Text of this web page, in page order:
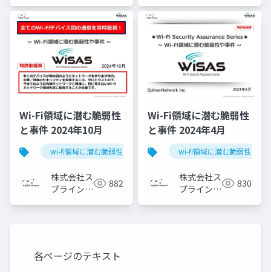
ク
Wi-Fi領域に潜む脆弱性
と事件 2024年10月
wi-fi領域に潜む脆弱性と事件
株式会社ス
プライン・
882
Wi-Fi領域に潜む脆弱性
と事件 2024年4月
wi-fi領域に潜む脆弱性と事
株式会社ス
プライン・
830
各ページのテキスト